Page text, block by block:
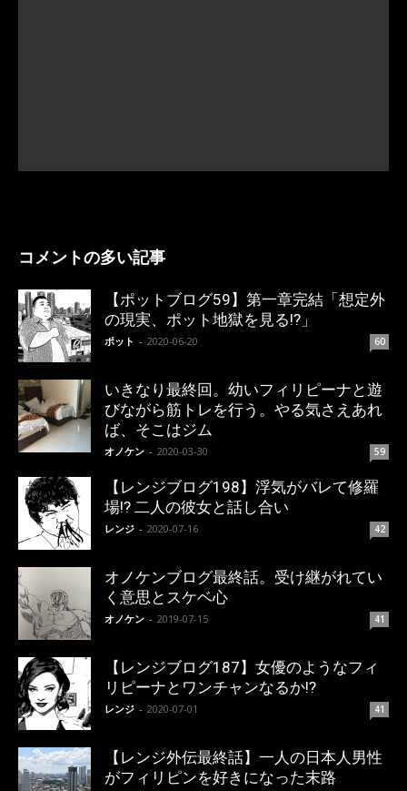
コメントの多い記事
【ポットブログ59】第一章完結「想定外
の現実、ポット地獄を見る!?」
ポット - 2020-06-20 60
いきなり最終回。幼いフィリピーナと遊
びながら筋トレを行う。やる気さえあれ
ば、そこはジム
オノケン - 2020-03-30 59
【レンジブログ198】浮気がバレて修羅
場!? 二人の彼女と話し合い
レンジ - 2020-07-16 42
オノケンブログ最終話。受け継がれてい
く意思とスケベ心
オノケン - 2019-07-15 41
【レンジブログ187】女優のようなフィ
リピーナとワンチャンなるか!?
レンジ - 2020-07-01 41
【レンジ外伝最終話】一人の日本人男性
がフィリピンを好きになった末路